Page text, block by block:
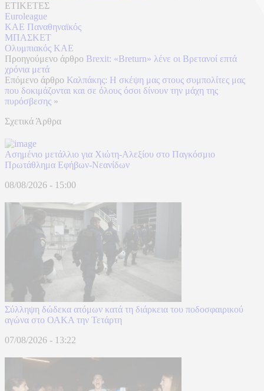
ΕΤΙΚΕΤΕΣ
Euroleague
ΚΑΕ Παναθηναϊκός
ΜΠΑΣΚΕΤ
Ολυμπιακός ΚΑΕ
Προηγούμενο άρθρο Brexit: «Breturn» λένε οι Βρετανοί επτά
χρόνια μετά
Επόμενο άρθρο Καλπάκης: Η σκέψη μας στους συμπολίτες μας
που δοκιμάζονται και σε όλους όσοι δίνουν την μάχη της
πυρόσβεσης »
Σχετικά Άρθρα
Ασημένιο μετάλλιο για Χιώτη-Αλεξίου στο Παγκόσμιο
Πρωτάθλημα Εφήβων-Νεανίδων
08/08/2026 - 15:00
Σύλληψη δώδεκα ατόμων κατά τη διάρκεια του ποδοσφαιρικού
αγώνα στο ΟΑΚΑ την Τετάρτη
07/08/2026 - 13:22